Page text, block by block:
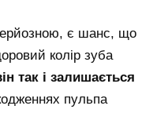
є шанс, що
колір зуба
так і залишається
пульпа